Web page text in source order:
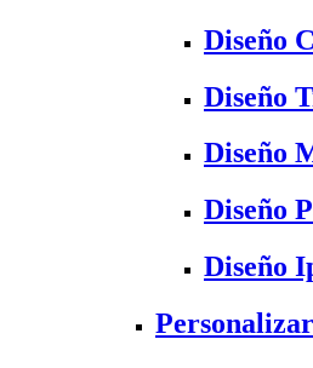
Diseño
Diseño
Diseño
Diseño
Diseño